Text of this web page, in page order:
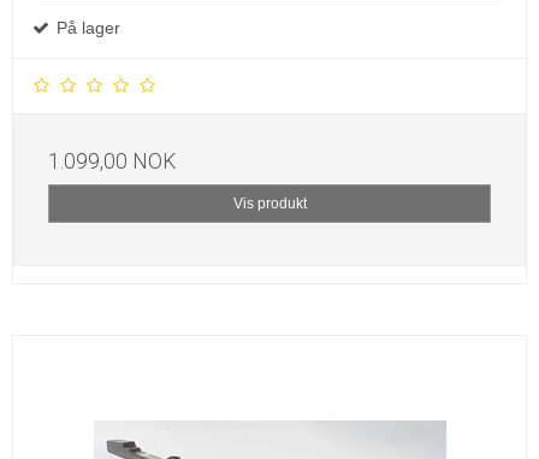
På lager
1.099,00 NOK
Vis produkt